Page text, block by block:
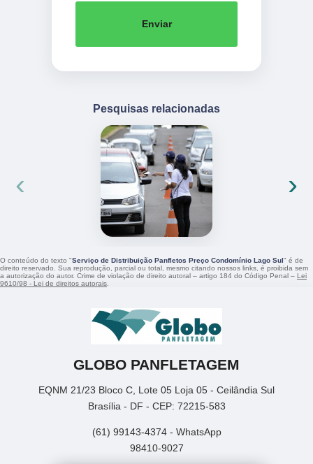
Enviar
Pesquisas relacionadas
‹ ›
O conteúdo do texto "Serviço de Distribuição Panfletos Preço Condomínio Lago Sul" é de
direito reservado. Sua reprodução, parcial ou total, mesmo citando nossos links, é proibida sem
a autorização do autor. Crime de violação de direito autoral – artigo 184 do Código Penal – Lei
9610/98 - Lei de direitos autorais.
GLOBO PANFLETAGEM
EQNM 21/23 Bloco C, Lote 05 Loja 05 - Ceilândia Sul
Brasília - DF - CEP: 72215-583
(61) 99143-4374 - WhatsApp
98410-9027